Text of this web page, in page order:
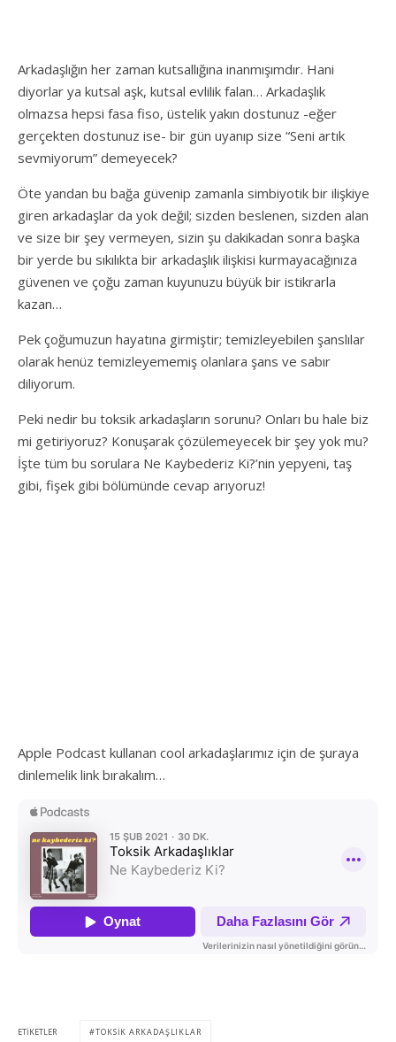
Arkadaşlığın her zaman kutsallığına inanmışımdır. Hani
diyorlar ya kutsal aşk, kutsal evlilik falan… Arkadaşlık
olmazsa hepsi fasa fiso, üstelik yakın dostunuz -eğer
gerçekten dostunuz ise- bir gün uyanıp size “Seni artık
sevmiyorum” demeyecek?
Öte yandan bu bağa güvenip zamanla simbiyotik bir ilişkiye
giren arkadaşlar da yok değil; sizden beslenen, sizden alan
ve size bir şey vermeyen, sizin şu dakikadan sonra başka
bir yerde bu sıkılıkta bir arkadaşlık ilişkisi kurmayacağınıza
güvenen ve çoğu zaman kuyunuzu büyük bir istikrarla
kazan…
Pek çoğumuzun hayatına girmiştir; temizleyebilen şanslılar
olarak henüz temizleyememiş olanlara şans ve sabır
diliyorum.
Peki nedir bu toksik arkadaşların sorunu? Onları bu hale biz
mi getiriyoruz? Konuşarak çözülemeyecek bir şey yok mu?
İşte tüm bu sorulara Ne Kaybederiz Ki?’nin yepyeni, taş
gibi, fişek gibi bölümünde cevap arıyoruz!
Apple Podcast kullanan cool arkadaşlarımız için de şuraya
dinlemelik link bırakalım…
ETIKETLER TOKSIK ARKADAŞLIKLAR